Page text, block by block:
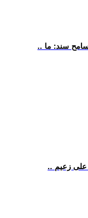
سند: ما
على زعيم